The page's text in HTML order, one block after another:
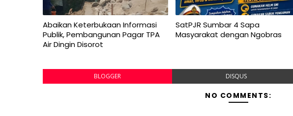
Abaikan Keterbukaan Informasi
Publik, Pembangunan Pagar TPA
Air Dingin Disorot
SatPJR Sumbar 4 Sapa
Masyarakat dengan Ngobras
BLOGGER DISQUS
NO COMMENTS: